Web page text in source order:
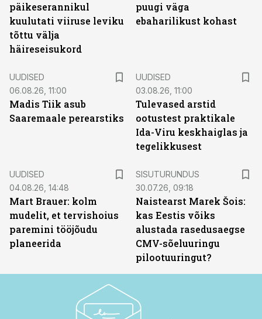
päikeserannikul
kuulutati viiruse leviku
tõttu välja
häireseisukord
puugi väga
ebaharilikust kohast
UUDISED
06.08.26, 11:00
Madis Tiik asub
Saaremaale perearstiks
UUDISED
03.08.26, 11:00
Tulevased arstid
ootustest praktikale
Ida-Viru keskhaiglas ja
tegelikkusest
UUDISED
04.08.26, 14:48
Mart Brauer: kolm
mudelit, et tervishoius
paremini tööjõudu
planeerida
SISUTURUNDUS
30.07.26, 09:18
Naistearst Marek Šois:
kas Eestis võiks
alustada rasedusaegse
CMV-sõeluuringu
pilootuuringut?